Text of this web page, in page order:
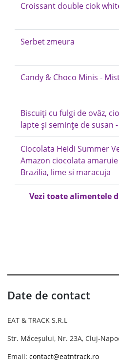
Croissant double ciok
Serbet zmeura
Candy & Choco Minis -
Biscuiți cu fulgi de ovăz,
lapte și semințe de susan
Ciocolata Heidi Summer
Amazon ciocolata
Brazilia, lime si maracuja
Vezi toate alimentele
Date de contact
EAT & TRACK S.R.L
Str. Măceșului, Nr. 23A, Cluj-
Email: contact@eatntrack.ro